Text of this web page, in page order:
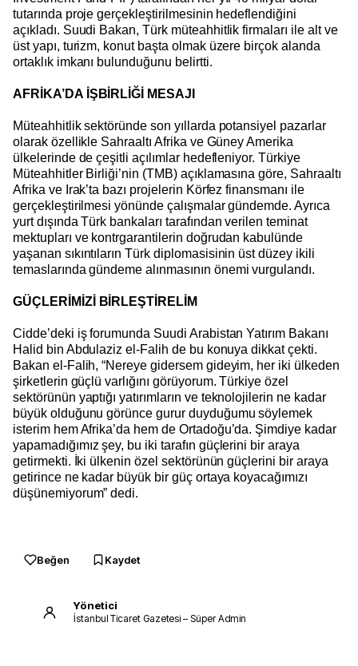
tutarında proje gerçekleştirilmesinin hedeflendiğini
açıkladı. Suudi Bakan, Türk müteahhitlik firmaları ile alt ve
üst yapı, turizm, konut başta olmak üzere birçok alanda
ortaklık imkanı bulunduğunu belirtti.
AFRİKA’DA İŞBİRLİĞİ MESAJI
Müteahhitlik sektöründe son yıllarda potansiyel pazarlar
olarak özellikle Sahraaltı Afrika ve Güney Amerika
ülkelerinde de çeşitli açılımlar hedefleniyor. Türkiye
Müteahhitler Birliği’nin (TMB) açıklamasına göre, Sahraaltı
Afrika ve Irak’ta bazı projelerin Körfez finansmanı ile
gerçekleştirilmesi yönünde çalışmalar gündemde. Ayrıca
yurt dışında Türk bankaları tarafından verilen teminat
mektupları ve kontrgarantilerin doğrudan kabulünde
yaşanan sıkıntıların Türk diplomasisinin üst düzey ikili
temaslarında gündeme alınmasının önemi vurgulandı.
GÜÇLERİMİZİ BİRLEŞTİRELİM
Cidde’deki iş forumunda Suudi Arabistan Yatırım Bakanı
Halid bin Abdulaziz el-Falih de bu konuya dikkat çekti.
Bakan el-Falih, “Nereye gidersem gideyim, her iki ülkeden
şirketlerin güçlü varlığını görüyorum. Türkiye özel
sektörünün yaptığı yatırımların ve teknolojilerin ne kadar
büyük olduğunu görünce gurur duyduğumu söylemek
isterim hem Afrika’da hem de Ortadoğu’da. Şimdiye kadar
yapamadığımız şey, bu iki tarafın güçlerini bir araya
getirmekti. İki ülkenin özel sektörünün güçlerini bir araya
getirince ne kadar büyük bir güç ortaya koyacağımızı
düşünemiyorum” dedi.
Beğen Kaydet
Yönetici
İstanbul Ticaret Gazetesi – Süper Admin